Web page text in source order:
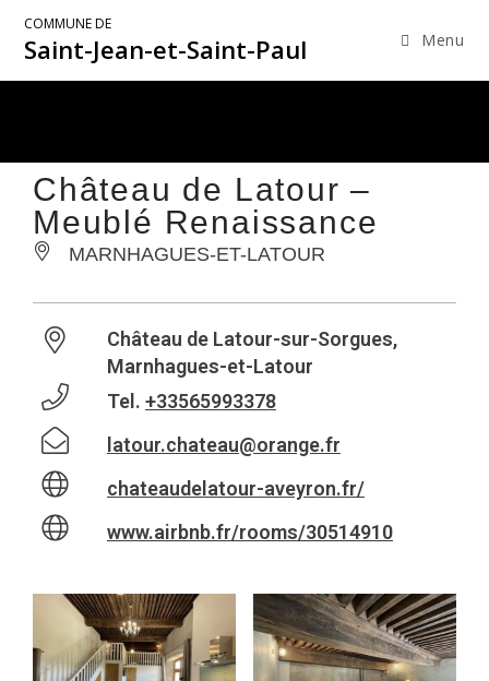
COMMUNE DE
Saint-Jean-et-Saint-Paul Menu
Château de Latour –
Meublé Renaissance
MARNHAGUES-ET-LATOUR
Château de Latour-sur-Sorgues,
Marnhagues-et-Latour
Tel. +33565993378
latour.chateau@orange.fr
chateaudelatour-aveyron.fr/
www.airbnb.fr/rooms/30514910